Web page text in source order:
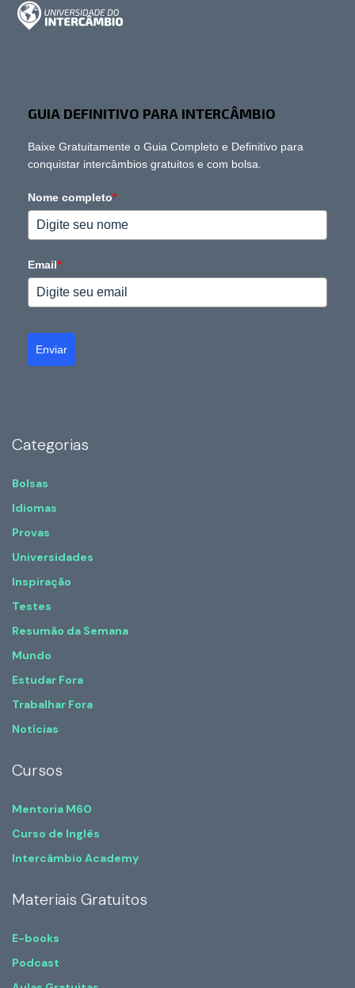
GUIA DEFINITIVO PARA INTERCÂMBIO
Baixe Gratuitamente o Guia Completo e Definitivo para
conquistar intercâmbios gratuitos e com bolsa.
Nome completo*
Email*
Enviar
Categorias
Bolsas
Idiomas
Provas
Universidades
Inspiração
Testes
Resumão da Semana
Mundo
Estudar Fora
Trabalhar Fora
Notícias
Cursos
Mentoria M60
Curso de Inglês
Intercâmbio Academy
Materiais Gratuitos
E-books
Podcast